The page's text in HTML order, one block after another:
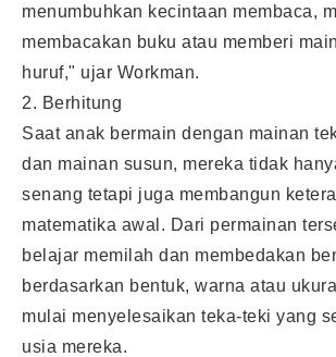
menumbuhkan kecintaan membaca,
membacakan buku atau memberi
huruf," ujar Workman.
2. Berhitung
Saat anak bermain dengan mainan
dan mainan susun, mereka tidak
senang tetapi juga membangun
matematika awal. Dari permainan
belajar memilah dan membedakan
berdasarkan bentuk, warna atau
mulai menyelesaikan teka-teki yang
usia mereka.